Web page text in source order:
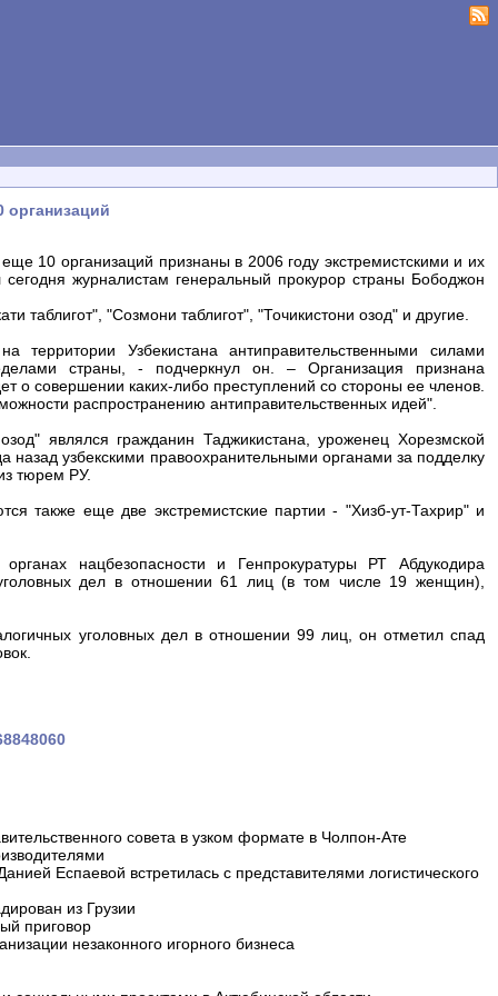
организаций
10 организаций признаны в 2006 году экстремистскими и их
журналистам генеральный прокурор страны Бободжон
таблигот", "Созмони таблигот", "Точикистони озод" и другие.
Узбекистана антиправительственными силами
страны, - подчеркнул он. – Организация признана
о совершении каких-либо преступлений со стороны ее членов.
распространению антиправительственных идей".
являлся гражданин Таджикистана, уроженец Хорезмской
назад узбекскими правоохранительными органами за подделку
тюрем РУ.
также еще две экстремистские партии - "Хизб-ут-Тахрир" и
нацбезопасности и Генпрокуратуры РТ Абдукодира
дел в отношении 61 лиц (в том числе 19 женщин),
уголовных дел в отношении 99 лиц, он отметил спад
совета в узком формате в Чолпон-Ате
Еспаевой встретилась с представителями логистического
из Грузии
приговор
незаконного игорного бизнеса